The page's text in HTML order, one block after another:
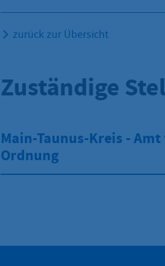
zurück zur Übersicht
Zuständige
Main-Taunus-Kreis -
Ordnung